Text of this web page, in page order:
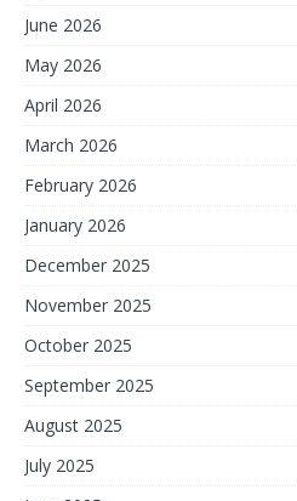
June 2026
May 2026
April 2026
March 2026
February 2026
January 2026
December 2025
November 2025
October 2025
September 2025
August 2025
July 2025